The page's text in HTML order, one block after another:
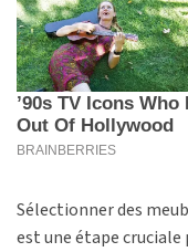
Sélectionner des
est une étape cruciale